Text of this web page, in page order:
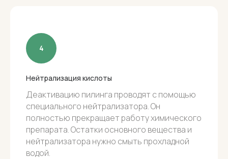
Нейтрализация кислоты
Деактивацию пилинга проводят с помощью
специального нейтрализатора. Он
полностью прекращает работу химического
препарата. Остатки основного вещества и
нейтрализатора нужно смыть прохладной
водой.